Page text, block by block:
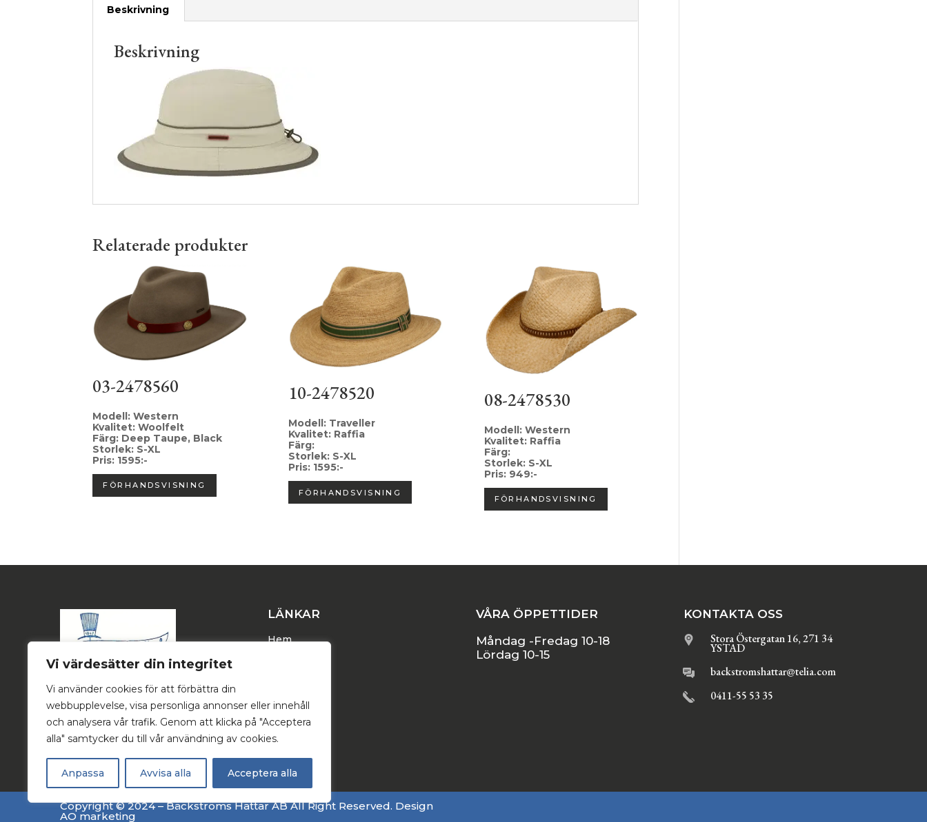
Vi värdesätter din integritet
Vi använder cookies för att förbättra din
webbupplevelse, visa personliga annonser eller innehåll
och analysera vår trafik. Genom att klicka på "Acceptera
alla" samtycker du till vår användning av cookies.
Anpassa Avvisa alla Acceptera alla
Beskrivning
Beskrivning
Relaterade produkter
03-2478560
Modell: Western
Kvalitet: Woolfelt
Färg: Deep Taupe, Black
Storlek: S-XL
Pris: 1595:-
FÖRHANDSVISNING
10-2478520
Modell: Traveller
Kvalitet: Raffia
Färg:
Storlek: S-XL
Pris: 1595:-
FÖRHANDSVISNING
08-2478530
Modell: Western
Kvalitet: Raffia
Färg:
Storlek: S-XL
Pris: 949:-
FÖRHANDSVISNING
LÄNKAR
Hem
Trucker
Stetson
Om oss
VÅRA ÖPPETTIDER
Måndag -Fredag 10-18
Lördag 10-15
KONTAKTA OSS
Stora Östergatan 16, 271 34
YSTAD
backstromshattar@telia.com
0411-55 53 35
Copyright © 2024 – Bäckströms Hattar AB All Right Reserved. Design
AO marketing